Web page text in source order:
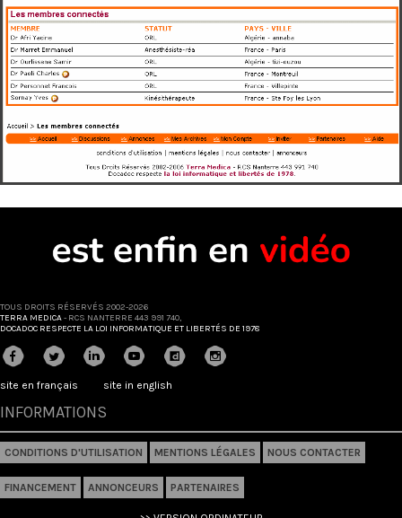
TOUS DROITS RÉSERVÉS 2002-2026
TERRA MEDICA- RCS NANTERRE 443 991 740,
DOCADOC RESPECTE LA LOI INFORMATIQUE ET LIBERTÉS DE 1978
site en français site in english
INFORMATIONS
CONDITIONS D'UTILISATION MENTIONS LÉGALES NOUS CONTACTER
FINANCEMENT ANNONCEURS PARTENAIRES